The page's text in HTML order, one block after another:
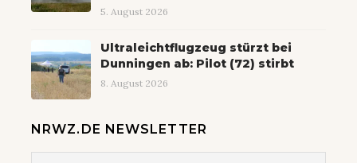
5. August 2026
Ultraleichtflugzeug stürzt bei
Dunningen ab: Pilot (72) stirbt
8. August 2026
NRWZ.DE NEWSLETTER